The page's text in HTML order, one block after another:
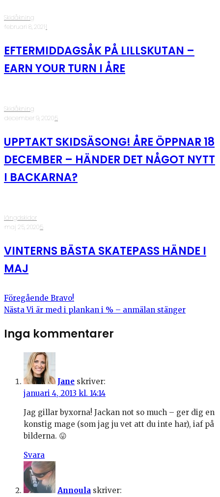
Skidåkning
·februari 8, 2021·1
EFTERMIDDAGSÅK PÅ LILLSKUTAN –
EARN YOUR TURN I ÅRE
Skidåkning
·december 9, 2020·5
UPPTAKT SKIDSÄSONG! ÅRE ÖPPNAR 18
DECEMBER – HÄNDER DET NÅGOT NYTT
I BACKARNA?
längdskidor
·maj 25, 2020·5
VINTERNS BÄSTA SKATEPASS HÄNDE I
MAJ
Föregående Bravo!
Nästa Vi är med i plankan i % – anmälan stänger
Inga kommentarer
Jane skriver:
januari 4, 2013 kl. 14:14
Jag gillar byxorna! Jackan not so much – ger dig en
konstig mage (som jag ju vet att du inte har), iaf på
bilderna. 😛
Svara
Annoula skriver: